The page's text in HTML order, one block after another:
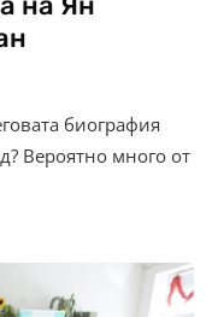
биография
Вероятно много от